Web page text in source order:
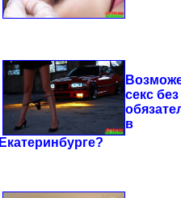
секс без
в
Екатеринбурге?